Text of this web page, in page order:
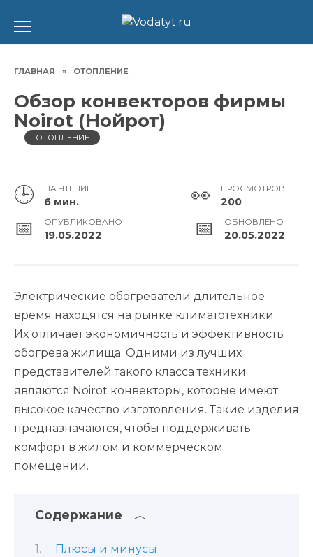
содержанию
ГЛАВНАЯ » ОТОПЛЕНИЕ
Обзор конвекторов фирмы
Noirot (Нойрот)
ОТОПЛЕНИЕ
НА ЧТЕНИЕ
6 мин.
ПРОСМОТРОВ
200
ОПУБЛИКОВАНО
19.05.2022
ОБНОВЛЕНО
20.05.2022
Электрические обогреватели длительное
время находятся на рынке климатотехники.
Их отличает экономичность и эффективность
обогрева жилища. Одними из лучших
представителей такого класса техники
являются Noirot конвекторы, которые имеют
высокое качество изготовления. Такие изделия
предназначаются, чтобы поддерживать
комфорт в жилом и коммерческом
помещении.
Содержание
Плюсы и минусы